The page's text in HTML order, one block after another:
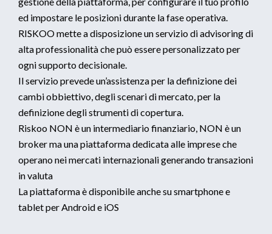
ed impostare le posizioni durante la fase operativa.
RISKOO mette a disposizione un servizio di advisoring di
alta professionalità che può essere personalizzato per
ogni supporto decisionale.
Il servizio prevede un’assistenza per la definizione dei
cambi obbiettivo, degli scenari di mercato, per la
definizione degli strumenti di copertura.
Riskoo NON è un intermediario finanziario, NON è un
broker ma una piattaforma dedicata alle imprese che
operano nei mercati internazionali generando transazioni
in valuta
La piattaforma è disponibile anche su smartphone e
tablet per Android e iOS